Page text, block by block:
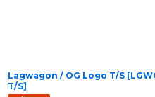
Lagwagon / OG Logo T/S [
T/S]